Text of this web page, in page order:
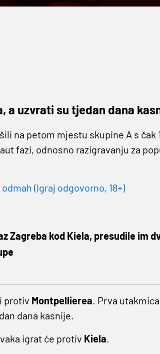
a uzvrati su tjedan dana
na petom mjestu skupine A s čak
fazi, odnosno razigravanju za
(Igraj odgovorno, 18+)
Zagreba kod Kiela, presudile im
protiv Montpellierea. Prva
dana kasnije.
igrat će protiv Kiela.